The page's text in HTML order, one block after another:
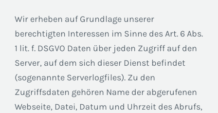
Wir erheben auf Grundlage unserer
berechtigten Interessen im Sinne des Art. 6 Abs.
1 lit. f. DSGVO Daten über jeden Zugriff auf den
Server, auf dem sich dieser Dienst befindet
(sogenannte Serverlogfiles). Zu den
Zugriffsdaten gehören Name der abgerufenen
Webseite, Datei, Datum und Uhrzeit des Abrufs,